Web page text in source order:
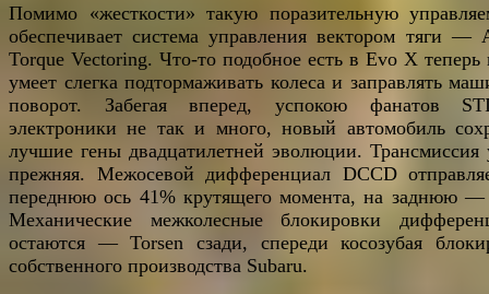
Помимо «жесткости» такую поразительную
обеспечивает система управления вектором тяги —
Torque Vectoring. Что-то подобное есть в Evo X
умеет слегка подтормаживать колеса и заправлять
поворот. Забегая вперед, успокою фанатов
электроники не так и много, новый автомобиль
лучшие гены двадцатилетней эволюции. Трансмиссия
прежняя. Межосевой дифференциал DCCD
переднюю ось 41% крутящего момента, на заднюю —
Механические межколесные блокировки
остаются — Torsen сзади, спереди косозубая
собственного производства Subaru.